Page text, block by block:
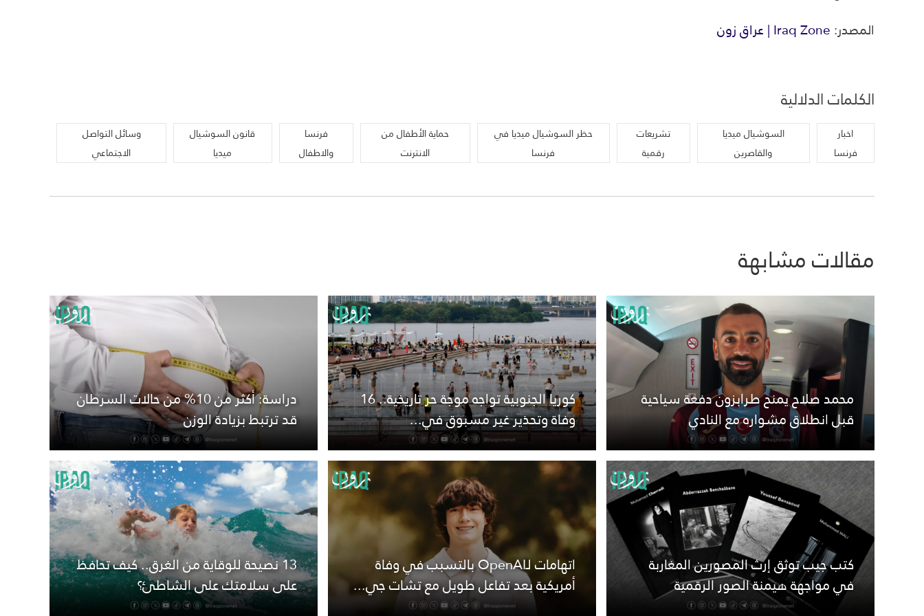
المصدر:Iraq Zone | عراق زون
الكلمات الدلالية
اخبار
فرنسا
السوشيال ميديا
والقاصرين
تشريعات
رقمية
حظر السوشيال ميديا في
فرنسا
حماية الأطفال من
الانترنت
فرنسا
والاطفال
قانون السوشيال
ميديا
وسائل التواصل
الاجتماعي
مقالات مشابهة
محمد صلاح يمنح طرابزون دفعة سياحية
قبل انطلاق مشواره مع النادي
كوريا الجنوبية تواجه موجة حر تاريخية.. 16
وفاة وتحذير غير مسبوق في...
دراسة: أكثر من 10% من حالات السرطان
قد ترتبط بزيادة الوزن
كتب جيب توثق إرث المصورين المغاربة
في مواجهة هيمنة الصور الرقمية
اتهامات لـOpenAI بالتسبب في وفاة
أمريكية بعد تفاعل طويل مع تشات جي...
13 نصيحة للوقاية من الغرق.. كيف تحافظ
على سلامتك على الشاطئ؟